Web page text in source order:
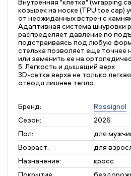
козырек на носке (TPU toe cap)
от неожиданных встреч с
Адаптивная система шнуровки
распределяет давление по
подстраиваясь под любую
стелька позволяет еще точнее
или заменить ее на
5. Легкость и дышащий верх
3D-сетка верха не только
отводя лишнее тепло.
Бренд:
Rossignol
Сезон:
2026
Пол:
для
Возраст:
для
Назначение:
кросс